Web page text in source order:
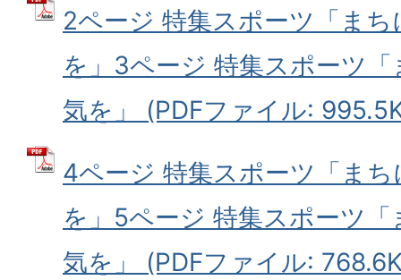
2ページ 特集スポーツ「ま
を」3ページ 特集スポーツ
気を」 (PDFファイル:
4ページ 特集スポーツ「ま
を」5ページ 特集スポーツ
気を」 (PDFファイル: